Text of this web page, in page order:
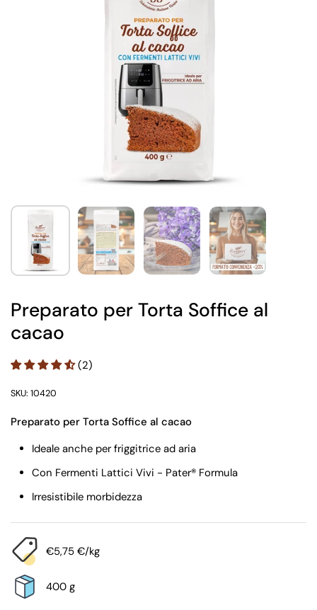
Preparato per Torta Soffice al
cacao
(2)
SKU: 10420
Preparato per Torta Soffice al cacao
Ideale anche per friggitrice ad aria
Con Fermenti Lattici Vivi - Pater® Formula
Irresistibile morbidezza
€5,75 €/kg
400 g